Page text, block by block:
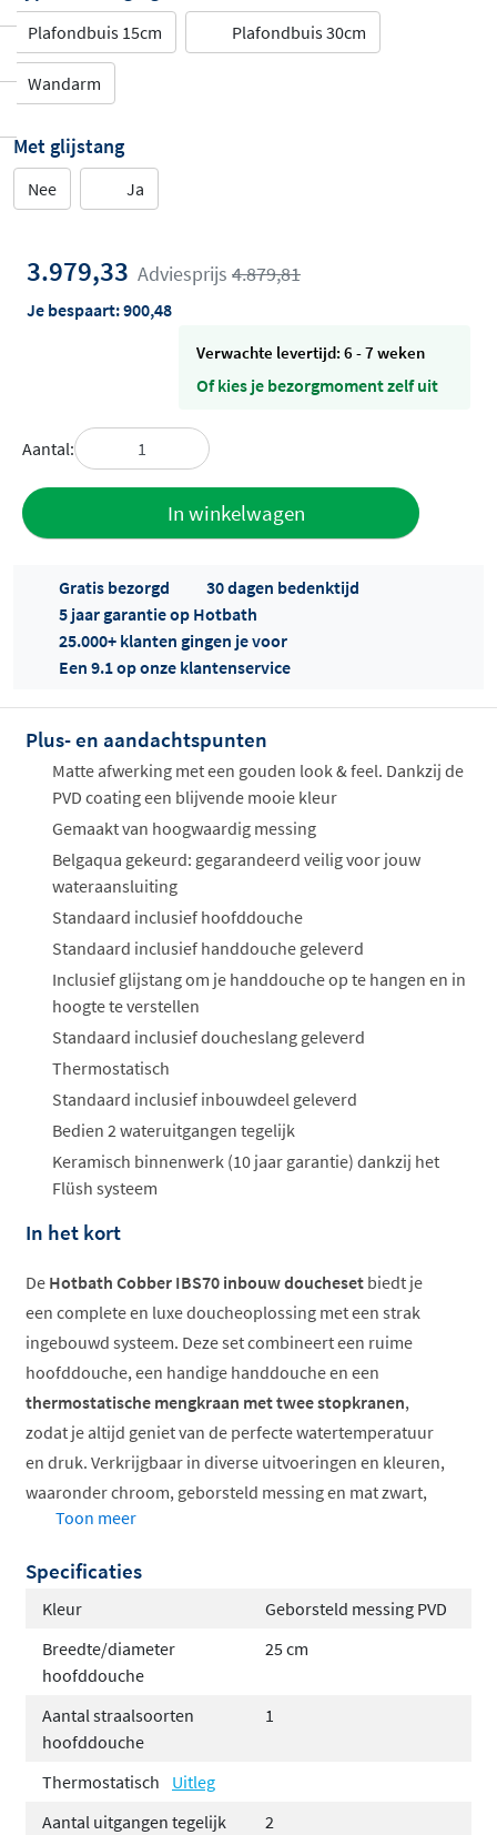
Plafondbuis 15cm Plafondbuis 30cm
Wandarm
Met glijstang
Nee Ja
3.979,33 Adviesprijs 4.879,81
Je bespaart:900,48
Verwachte levertijd: 6 - 7 weken
Of kies je bezorgmoment zelf uit
Aantal:
In winkelwagen
Offertes
ophalen...
Gratis bezorgd
30 dagen bedenktijd
5 jaar garantie op Hotbath
25.000+ klanten gingen je voor
Een 9.1 op onze klantenservice
Plus- en aandachtspunten
Matte afwerking met een gouden look & feel. Dankzij de
PVD coating een blijvende mooie kleur
Gemaakt van hoogwaardig messing
Belgaqua gekeurd: gegarandeerd veilig voor jouw
wateraansluiting
Standaard inclusief hoofddouche
Standaard inclusief handdouche geleverd
Inclusief glijstang om je handdouche op te hangen en in
hoogte te verstellen
Standaard inclusief doucheslang geleverd
Thermostatisch
Standaard inclusief inbouwdeel geleverd
Bedien 2 wateruitgangen tegelijk
Keramisch binnenwerk (10 jaar garantie) dankzij het
Flüsh systeem
In het kort
De Hotbath Cobber IBS70 inbouw doucheset biedt je
een complete en luxe doucheoplossing met een strak
ingebouwd systeem. Deze set combineert een ruime
hoofddouche, een handige handdouche en een
thermostatische mengkraan met twee stopkranen,
zodat je altijd geniet van de perfecte watertemperatuur
en druk. Verkrijgbaar in diverse uitvoeringen en kleuren,
waaronder chroom, geborsteld messing en mat zwart,
past deze doucheset naadloos in elke moderne
direct aan de slag kunt met de installatie.
Hoofddouche van 20, 25 of 30 cm
Met glijstang of wandhouder
Inbouwdeel inbegrepen
Verkrijgbaar in verschillende kleuren
Toon meer
Specificaties
Kleur
Geborsteld messing PVD
Breedte/diameter
hoofddouche
25 cm
Aantal straalsoorten
hoofddouche
1
Thermostatisch
Uitleg
Aantal uitgangen tegelijk
2